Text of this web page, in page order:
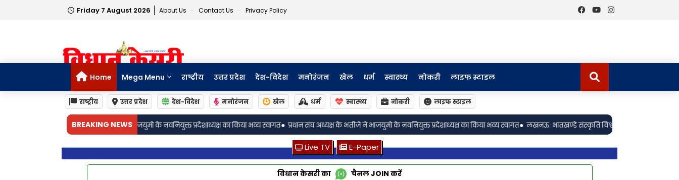
Friday 7 August 2026 About Us Contact Us Privacy Policy
Home Mega Menu राष्ट्रीय उत्तर प्रदेश देश-विदेश मनोरंजन खेल धर्म स्वास्थ्य नोकरी लाइफ स्टाइल
राष्ट्रीय उत्तर प्रदेश देश-विदेश मनोरंजन खेल धर्म स्वास्थ्य नोकरी लाइफ स्टाइल
BREAKING NEWS
ने भाजयुमो के नवनियुक्त प्रदेशाध्यक्ष का किया भव्य स्वागत• प्रधान संघ अध्यक्ष के भतीजे ने भाजयुमो के नवनियुक्त प्रदेशाध्यक्ष का किया भव्य स्वागत• लखनऊ: भातखण्डे संस्कृति विश्वविद्यालय के 16वें दीक्षांत समारोह में श्रीमती संध्या मित्रा
Live TV E-Paper
विधान केसरी का चैनलJOIN करें